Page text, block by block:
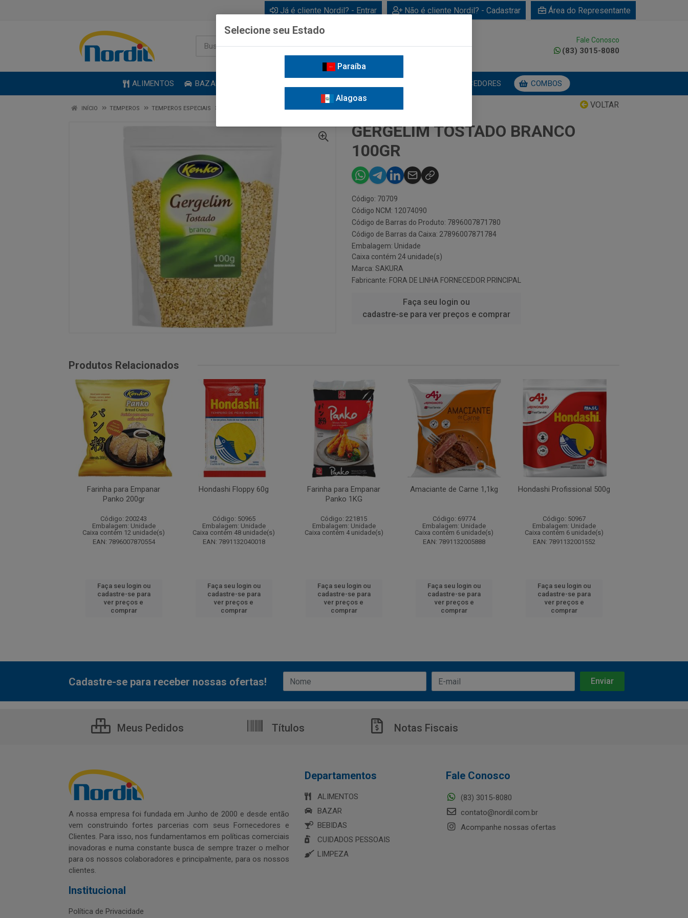
Já é cliente Nordil? - Entrar Não é cliente Nordil? - Cadastrar Área do Representante
Fale Conosco
(83) 3015-8080
ALIMENTOS BAZAR FORNECEDORES COMBOS
VOLTAR
INÍCIO TEMPEROS TEMPEROS ESPECIAIS GERGELIM TOSTADO BRANCO 100GR
GERGELIM TOSTADO BRANCO
100GR
Código: 70709
Código NCM: 12074090
Código de Barras do Produto: 7896007871780
Código de Barras da Caixa: 27896007871784
Embalagem: Unidade
Caixa contém 24 unidade(s)
Marca: SAKURA
Fabricante: FORA DE LINHA FORNECEDOR PRINCIPAL
Faça seu login ou
cadastre-se para ver preços e comprar
Produtos Relacionados
Farinha para Empanar
Panko 200gr
Código: 200243
Embalagem: Unidade
Caixa contém 12 unidade(s)
EAN: 7896007870554
Faça seu login ou
cadastre-se para
ver preços e
comprar
Hondashi Floppy 60g
Código: 50965
Embalagem: Unidade
Caixa contém 48 unidade(s)
EAN: 7891132040018
Faça seu login ou
cadastre-se para
ver preços e
comprar
Farinha para Empanar
Panko 1KG
Código: 221815
Embalagem: Unidade
Caixa contém 4 unidade(s)
Faça seu login ou
cadastre-se para
ver preços e
comprar
Amaciante de Carne 1,1kg
Código: 69774
Embalagem: Unidade
Caixa contém 6 unidade(s)
EAN: 7891132005888
Faça seu login ou
cadastre-se para
ver preços e
comprar
Hondashi Profissional 500g
Código: 50967
Embalagem: Unidade
Caixa contém 6 unidade(s)
EAN: 7891132001552
Faça seu login ou
cadastre-se para
ver preços e
comprar
Cadastre-se para receber nossas ofertas!
Meus Pedidos Títulos Notas Fiscais
A nossa empresa foi fundada em Junho de 2000 e desde então
vem construindo fortes parcerias com seus Fornecedores e
Clientes. Para isso, nos fundamentamos em políticas comerciais
inovadoras e numa constante busca de sempre trazer o melhor
para os nossos colaboradores e principalmente, para os nossos
clientes.
Institucional
Política de Privacidade
Departamentos
ALIMENTOS
BAZAR
BEBIDAS
CUIDADOS PESSOAIS
LIMPEZA
Fale Conosco
(83) 3015-8080
contato@nordil.com.br
Acompanhe nossas ofertas
Selecione seu Estado
Paraíba
Alagoas